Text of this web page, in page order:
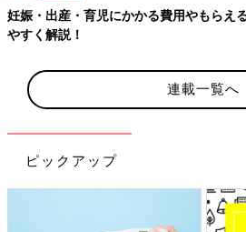
妊娠・出産・育児にかかる費用やもらえ
やすく解説！
連載一覧へ
ピックアップ